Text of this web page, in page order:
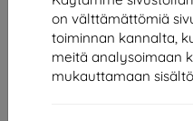
on välttämättömiä
toiminnan kannalta,
meitä analysoimaan
mukauttamaan
Samsung Galaxy A34
Kuvaus ja
15,90 €